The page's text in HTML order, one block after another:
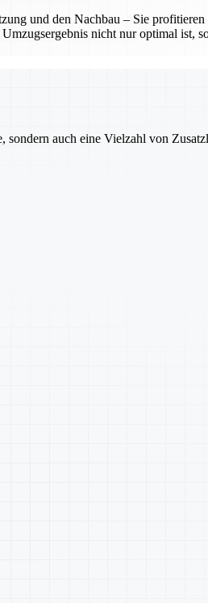
und den Nachbau – Sie
nicht nur optimal ist,
auch eine Vielzahl von